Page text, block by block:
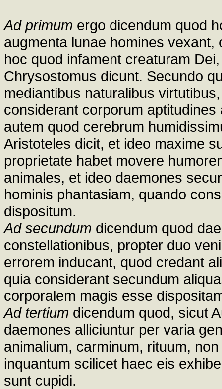
Ad primum ergo dicendum quod
augmenta lunae homines
hoc quod infament creaturam
Chrysostomus dicunt. Secundo
mediantibus naturalibus
considerant corporum
autem quod cerebrum
Aristoteles dicit, et ideo maxime
proprietate habet movere
animales, et ideo daemones
hominis phantasiam, quando
dispositum.
Ad secundum dicendum quod
constellationibus, propter duo
errorem inducant, quod credant
quia considerant secundum
corporalem magis esse
Ad tertium dicendum quod, sicut
daemones alliciuntur per varia
animalium, carminum, rituum,
inquantum scilicet haec eis
sunt cupidi.